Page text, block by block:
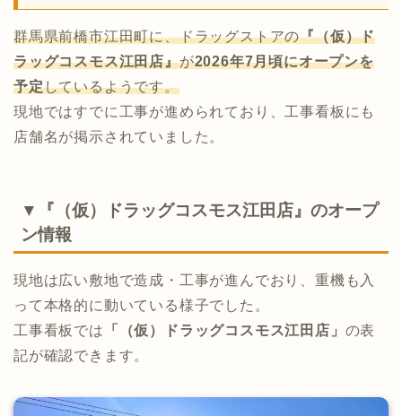
群馬県前橋市江田町に、ドラッグストアの『（仮）ド
ラッグコスモス江田店』が2026年7月頃にオープンを
予定しているようです。
現地ではすでに工事が進められており、工事看板にも
店舗名が掲示されていました。
▼『（仮）ドラッグコスモス江田店』のオープ
ン情報
現地は広い敷地で造成・工事が進んでおり、重機も入
って本格的に動いている様子でした。
工事看板では
「（仮）ドラッグコスモス江田店」 の表
記が確認できます。